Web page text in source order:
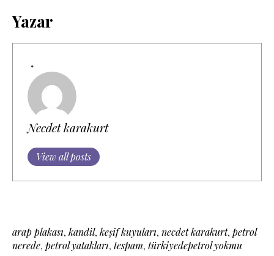
Yazar
Necdet karakurt
View all posts
arap plakası, kandil, keşif kuyuları, necdet karakurt, petrol
nerede, petrol yatakları, tespam, türkiyedepetrol yokmu